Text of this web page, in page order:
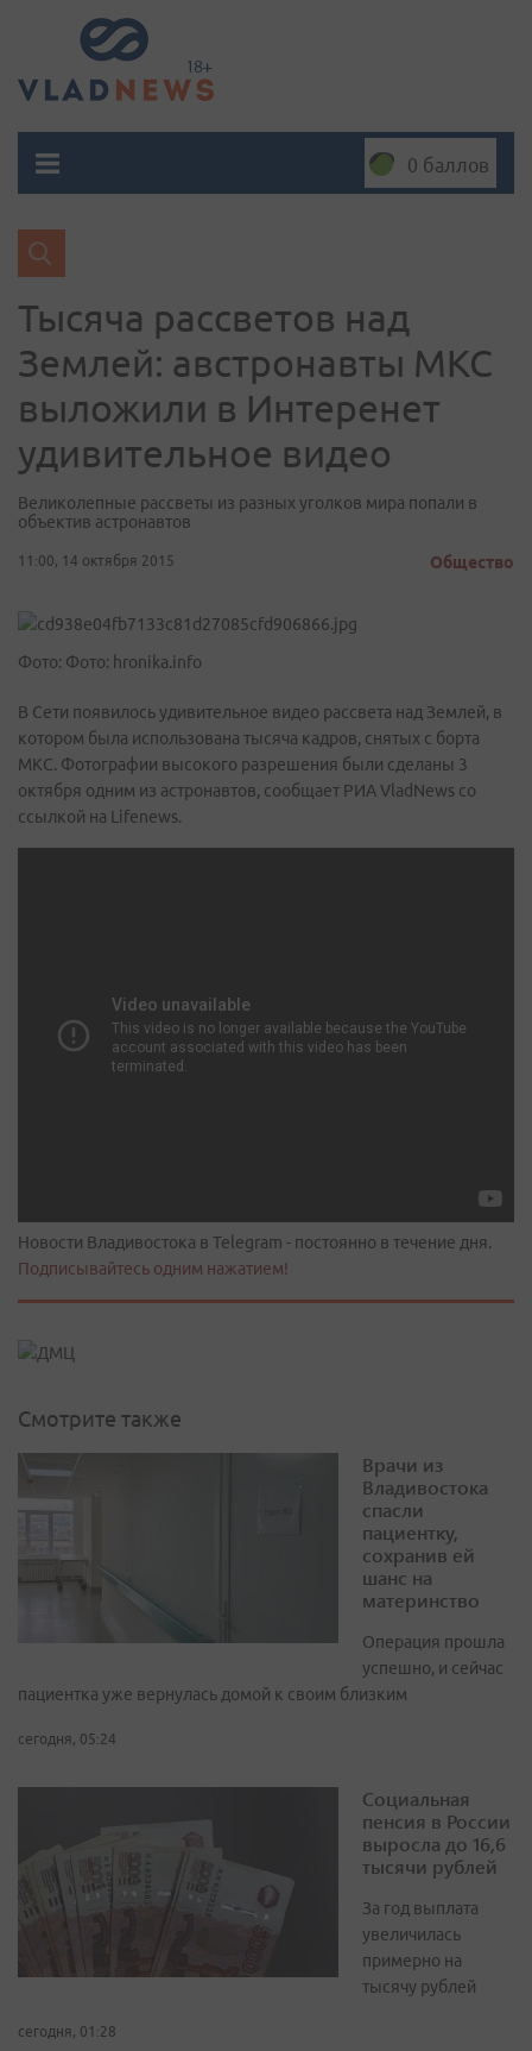
0 баллов
Тысяча рассветов над
Землей: австронавты МКС
выложили в Интеренет
удивительное видео
Великолепные рассветы из разных уголков мира попали в
объектив астронавтов
11:00, 14 октября 2015 Общество
Фото: Фото: hronika.info
В Сети появилось удивительное видео рассвета над Землей, в
котором была использована тысяча кадров, снятых с борта
МКС. Фотографии высокого разрешения были сделаны 3
октября одним из астронавтов, сообщает РИА VladNews со
ссылкой на Lifenews.
Новости Владивостока в Telegram - постоянно в течение дня.
Подписывайтесь одним нажатием!
Смотрите также
Врачи из
Владивостока
спасли
пациентку,
сохранив ей
шанс на
материнство
Операция прошла
успешно, и сейчас
пациентка уже вернулась домой к своим близким
сегодня, 05:24
Социальная
пенсия в России
выросла до 16,6
тысячи рублей
За год выплата
увеличилась
примерно на
тысячу рублей
сегодня, 01:28